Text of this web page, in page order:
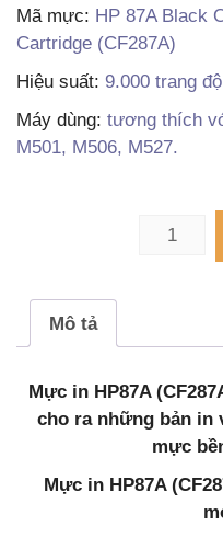
Mã mực: HP 87A Black
Cartridge (CF287A)
Hiệu suất: 9.000 trang
Máy dùng: tương thích
M501, M506, M527.
Mô tả
Mực in HP87A
cho ra những bản in
mực
Mực in HP87A